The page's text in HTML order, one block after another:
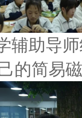
辅助导
的简易